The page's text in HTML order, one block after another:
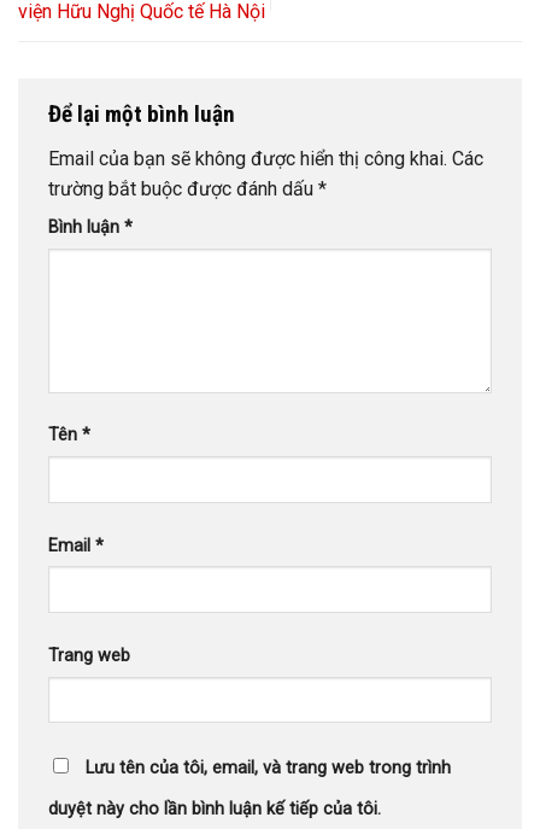
viện Hữu Nghị Quốc tế Hà Nội
Để lại một bình luận
Email của bạn sẽ không được hiển thị công khai. Các
trường bắt buộc được đánh dấu *
Bình luận *
Tên *
Email *
Trang web
Lưu tên của tôi, email, và trang web trong trình
duyệt này cho lần bình luận kế tiếp của tôi.